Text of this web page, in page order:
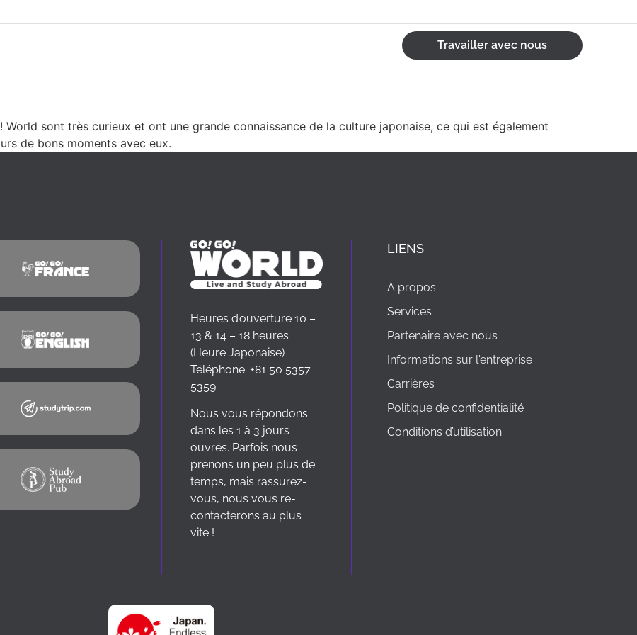
Travailler avec nous
sont très curieux et ont une grande connaissance de la culture japonaise, ce qui est également
de bons moments avec eux.
Heures d’ouverture 10 –
13 & 14 – 18 heures
(Heure Japonaise)
Téléphone: +81 50 5357
5359
Nous vous répondons
dans les 1 à 3 jours
ouvrés. Parfois nous
prenons un peu plus de
temps, mais rassurez-
vous, nous vous re-
contacterons au plus
vite !
LIENS
À propos
Services
Partenaire avec nous
Informations sur l'entreprise
Carrières
Politique de confidentialité
Conditions d’utilisation